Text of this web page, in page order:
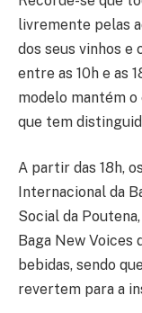
livremente pelas
dos seus vinhos
entre as 10h e as
modelo mantém
que tem
A partir das 18h,
Internacional da
Social da
Baga New Voices
bebidas, sendo
revertem para a